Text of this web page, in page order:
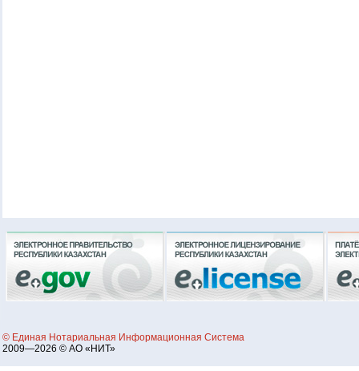
© Единая Нотариальная Информационная Система
2009—2026 © АО «НИТ»